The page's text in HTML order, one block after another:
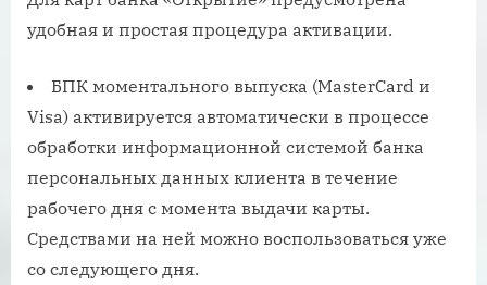
удобная и простая процедура активации.
БПК моментального выпуска (MasterCard и
Visa) активируется автоматически в процессе
обработки информационной системой банка
персональных данных клиента в течение
рабочего дня с момента выдачи карты.
Средствами на ней можно воспользоваться уже
со следующего дня.